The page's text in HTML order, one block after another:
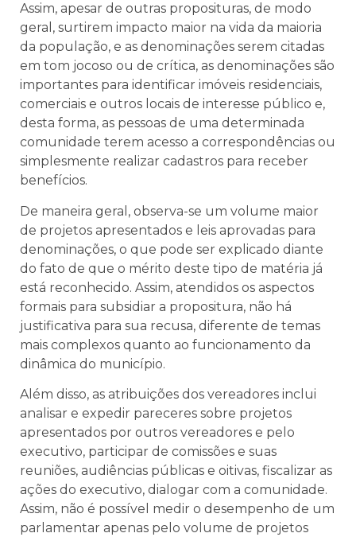
Assim, apesar de outras proposituras, de modo
geral, surtirem impacto maior na vida da maioria
da população, e as denominações serem citadas
em tom jocoso ou de crítica, as denominações são
importantes para identificar imóveis residenciais,
comerciais e outros locais de interesse público e,
desta forma, as pessoas de uma determinada
comunidade terem acesso a correspondências ou
simplesmente realizar cadastros para receber
benefícios.
De maneira geral, observa-se um volume maior
de projetos apresentados e leis aprovadas para
denominações, o que pode ser explicado diante
do fato de que o mérito deste tipo de matéria já
está reconhecido. Assim, atendidos os aspectos
formais para subsidiar a propositura, não há
justificativa para sua recusa, diferente de temas
mais complexos quanto ao funcionamento da
dinâmica do município.
Além disso, as atribuições dos vereadores inclui
analisar e expedir pareceres sobre projetos
apresentados por outros vereadores e pelo
executivo, participar de comissões e suas
reuniões, audiências públicas e oitivas, fiscalizar as
ações do executivo, dialogar com a comunidade.
Assim, não é possível medir o desempenho de um
parlamentar apenas pelo volume de projetos